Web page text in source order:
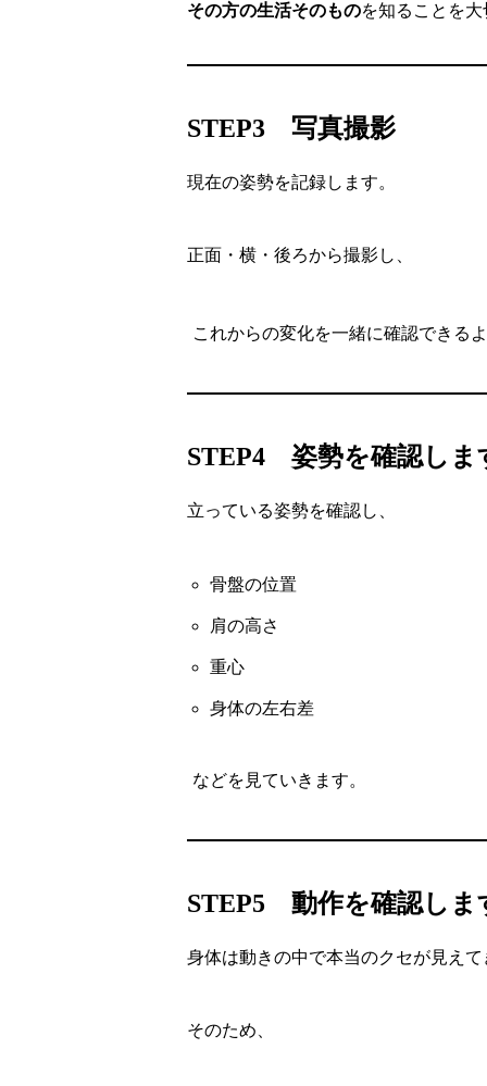
その方の生活そのものを知ることを大
STEP3 写真撮影
現在の姿勢を記録します。
正面・横・後ろから撮影し、
これからの変化を一緒に確認できるよ
STEP4 姿勢を確認しま
立っている姿勢を確認し、
骨盤の位置
肩の高さ
重心
身体の左右差
などを見ていきます。
STEP5 動作を確認しま
身体は動きの中で本当のクセが見えて
そのため、